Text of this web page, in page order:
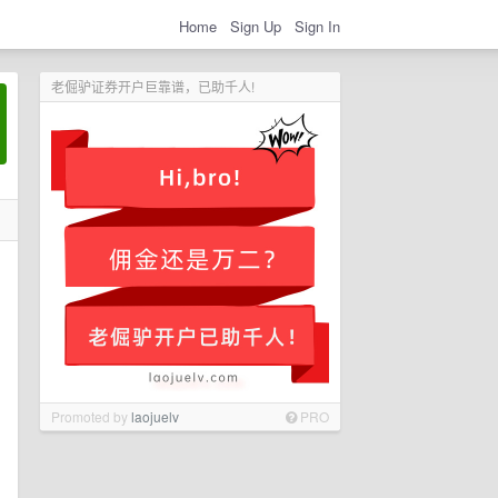
Home Sign Up Sign In
老倔驴证券开户巨靠谱，已助千人!
Promoted bylaojuelv PRO